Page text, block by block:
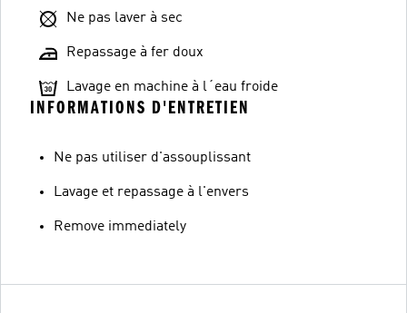
Ne pas laver à sec
Repassage à fer doux
Lavage en machine à l´eau froide
INFORMATIONS D'ENTRETIEN
Ne pas utiliser d'assouplissant
Lavage et repassage à l'envers
Remove immediately